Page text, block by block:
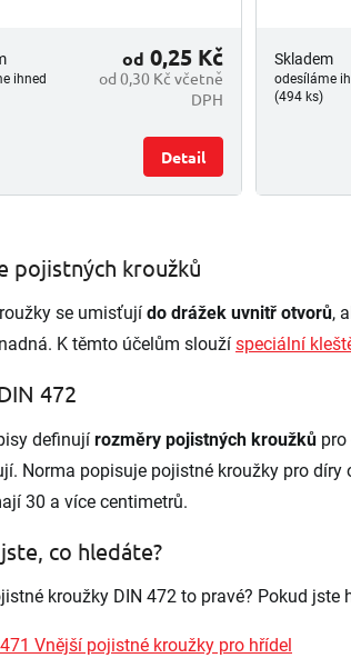
ihned
od 0,30 Kč včetně
DPH
od 0,25 Kč
Detail
Skladem
odesíláme
(494 ks)
pojistných kroužků
se umisťují do drážek uvnitř otvorů,
K těmto účelům slouží speciální
472
definují rozměry pojistných kroužků
Norma popisuje pojistné kroužky pro
30 a více centimetrů.
co hledáte?
kroužky DIN 472 to pravé? Pokud
Vnější pojistné kroužky pro hřídel